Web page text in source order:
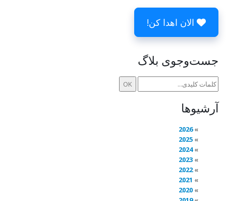
الان اهدا کن!
جست‌وجوی بلاگ
آرشیوها
2026
2025
2024
2023
2022
2021
2020